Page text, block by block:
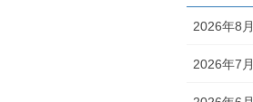
2026年8月
2026年7月